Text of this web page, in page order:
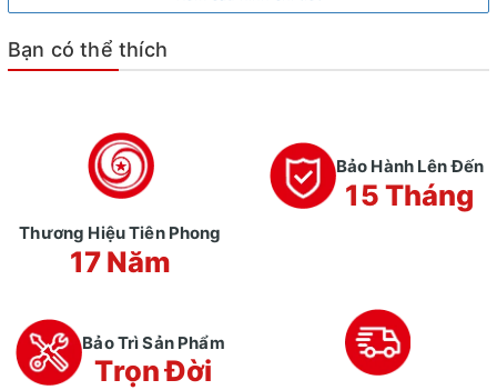
Bạn có thể thích
Thương Hiệu Tiên Phong
17 Năm
Bảo Hành Lên Đến
15 Tháng
Bảo Trì Sản Phẩm
Trọn Đời